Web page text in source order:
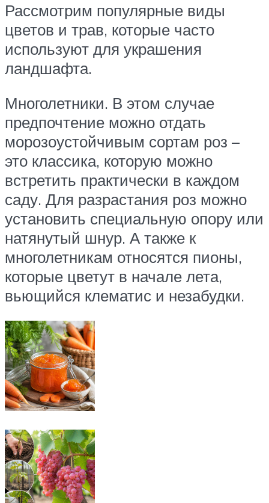
Рассмотрим популярные виды
цветов и трав, которые часто
используют для украшения
ландшафта.
Многолетники. В этом случае
предпочтение можно отдать
морозоустойчивым сортам роз –
это классика, которую можно
встретить практически в каждом
саду. Для разрастания роз можно
установить специальную опору или
натянутый шнур. А также к
многолетникам относятся пионы,
которые цветут в начале лета,
вьющийся клематис и незабудки.